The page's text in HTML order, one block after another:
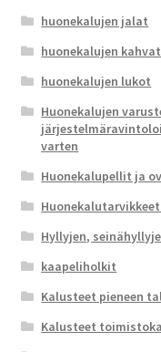
huonekalujen jalat
huonekalujen kahvat
huonekalujen lukot
Huonekalujen
varten
Huonekalupellit ja
Hyllyjen,
kaapeliholkit
Kalusteet pieneen
Kalusteet